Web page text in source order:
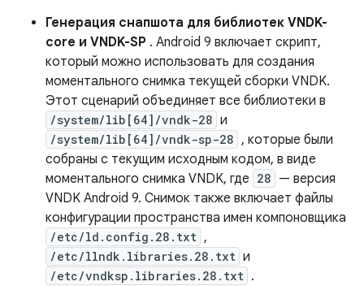
Генерация снапшота для библиотек VNDK-
core и VNDK-SP . Android 9 включает скрипт,
который можно использовать для создания
моментального снимка текущей сборки VNDK.
Этот сценарий объединяет все библиотеки в
/system/lib[64]/vndk-28 и
/system/lib[64]/vndk-sp-28 , которые были
собраны с текущим исходным кодом, в виде
моментального снимка VNDK, где 28 — версия
VNDK Android 9. Снимок также включает файлы
конфигурации пространства имен компоновщика
/etc/ld.config.28.txt ,
/etc/llndk.libraries.28.txt и
/etc/vndksp.libraries.28.txt .